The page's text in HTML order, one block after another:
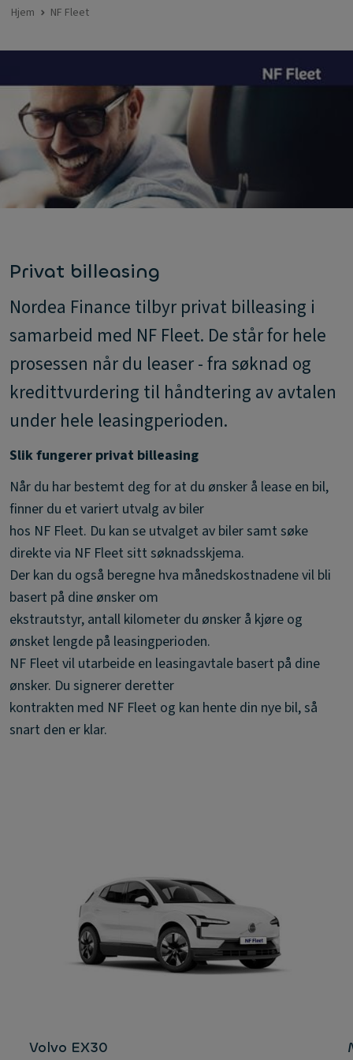
Hjem NF Fleet
Privat billeasing
Nordea Finance tilbyr privat billeasing i
samarbeid med NF Fleet. De står for hele
prosessen når du leaser - fra søknad og
kredittvurdering til håndtering av avtalen
under hele leasingperioden.
Slik fungerer privat billeasing
Når du har bestemt deg for at du ønsker å lease en bil,
finner du et variert utvalg av biler
hos NF Fleet. Du kan se utvalget av biler samt søke
direkte via NF Fleet sitt søknadsskjema.
Der kan du også beregne hva månedskostnadene vil bli
basert på dine ønsker om
ekstrautstyr, antall kilometer du ønsker å kjøre og
ønsket lengde på leasingperioden.
NF Fleet vil utarbeide en leasingavtale basert på dine
ønsker. Du signerer deretter
kontrakten med NF Fleet og kan hente din nye bil, så
snart den er klar.
Volvo EX30